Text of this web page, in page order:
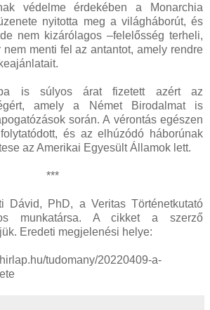
védelme érdekében a Monarchia
nyitotta meg a világháborút, és
nem kizárólagos –felelősség terheli,
menti fel az antantot, amely rendre
is súlyos árat fizetett azért az
amely a Német Birodalmat is
során. A vérontás egészen
és az elhúzódó háborúnak
az Amerikai Egyesült Államok lett.
***
Dávid, PhD, a Veritas Történetkutató
munkatársa. A cikket a szerző
Eredeti megjelenési helye:
tudomany/20220409-a-